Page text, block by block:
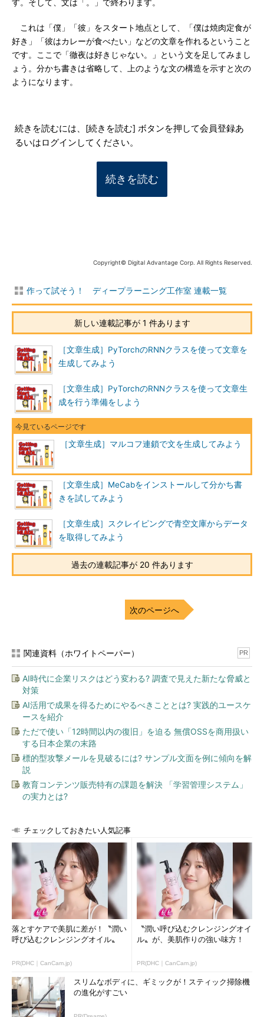
す。そして、文は「。」で終わります。
これは「僕」「彼」をスタート地点として、「僕は焼肉定食が
好き」「彼はカレーが食べたい」などの文章を作れるということ
です。ここで「徹夜は好きじゃない。」という文を足してみまし
ょう。分かち書きは省略して、上のような文の構造を示すと次の
ようになります。
続きを読むには、[続きを読む] ボタンを押して会員登録あ
るいはログインしてください。
続きを読む
Copyright© Digital Advantage Corp. All Rights Reserved.
作って試そう！ ディープラーニング工作室 連載一覧
新しい連載記事が 1 件あります
［文章生成］PyTorchのRNNクラスを使って文章を
生成してみよう
［文章生成］PyTorchのRNNクラスを使って文章生
成を行う準備をしよう
［文章生成］マルコフ連鎖で文を生成してみよう
［文章生成］MeCabをインストールして分かち書
きを試してみよう
［文章生成］スクレイピングで青空文庫からデータ
を取得してみよう
過去の連載記事が 20 件あります
次のページへ
関連資料（ホワイトペーパー） PR
AI時代に企業リスクはどう変わる? 調査で見えた新たな脅威と
対策
AI活用で成果を得るためにやるべきこととは? 実践的ユースケ
ースを紹介
ただで使い「12時間以内の復旧」を迫る 無償OSSを商用扱い
する日本企業の末路
標的型攻撃メールを見破るには? サンプル文面を例に傾向を解
説
教育コンテンツ販売特有の課題を解決 「学習管理システム」
の実力とは?
チェックしておきたい人気記事
落とすケアで美肌に差が！〝潤い
呼び込むクレンジングオイル〟
PR(DHC｜CanCam.jp)
〝潤い呼び込むクレンジングオイ
ル〟が、美肌作りの強い味方！
PR(DHC｜CanCam.jp)
スリムなボディに、ギミックが！スティック掃除機
の進化がすごい